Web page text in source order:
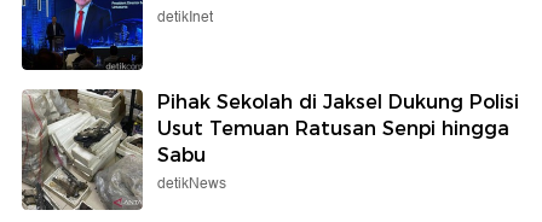
detikInet
Pihak Sekolah di Jaksel Dukung Polisi
Usut Temuan Ratusan Senpi hingga
Sabu
detikNews